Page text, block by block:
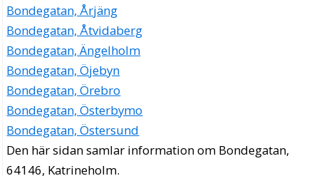
Bondegatan, Årjäng
Bondegatan, Åtvidaberg
Bondegatan, Ängelholm
Bondegatan, Öjebyn
Bondegatan, Örebro
Bondegatan, Österbymo
Bondegatan, Östersund
Den här sidan samlar information om Bondegatan,
64146, Katrineholm.